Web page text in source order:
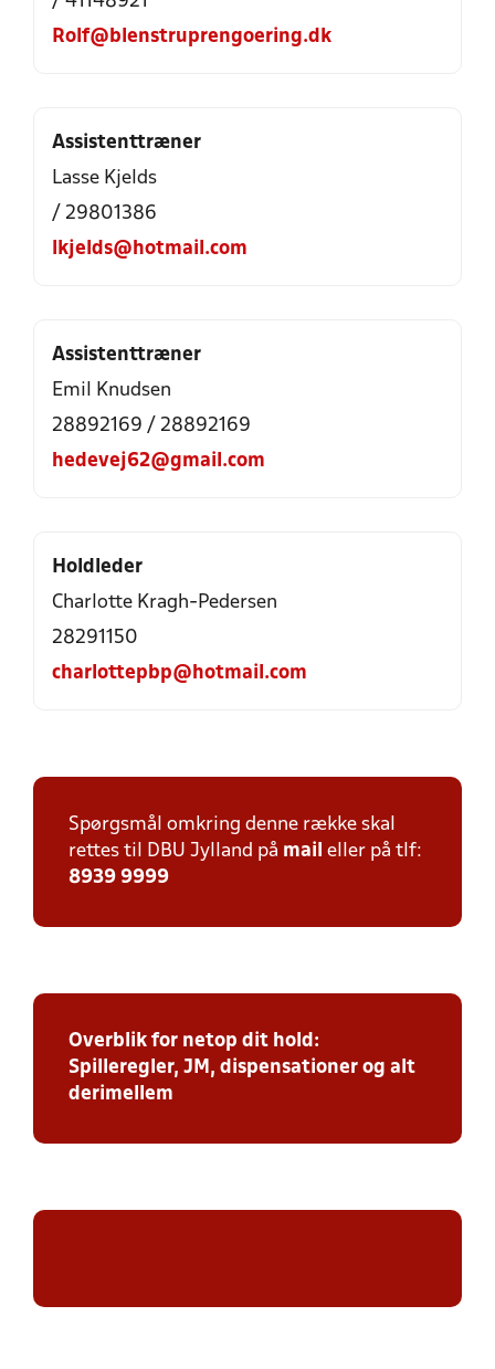
Rolf@blenstruprengoering.dk
Assistenttræner
Lasse Kjelds
/ 29801386
lkjelds@hotmail.com
Assistenttræner
Emil Knudsen
28892169 / 28892169
hedevej62@gmail.com
Holdleder
Charlotte Kragh-Pedersen
28291150
charlottepbp@hotmail.com
Spørgsmål omkring denne række skal
rettes til DBU Jylland på mail eller på tlf:
8939 9999
Overblik for netop dit hold:
Spilleregler, JM, dispensationer og alt
derimellem